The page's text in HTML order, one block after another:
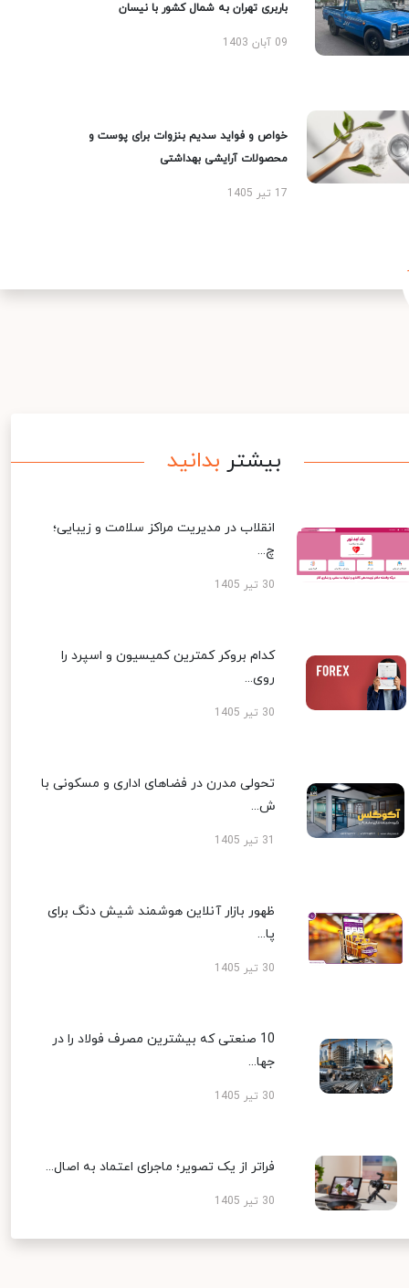
باربری تهران به شمال کشور با نیسان
09 آبان 1403
خواص و فواید سدیم بنزوات برای پوست و
محصولات آرایشی بهداشتی
17 تیر 1405
بیشتر بدانید
انقلاب در مدیریت مراکز سلامت و زیبایی؛
چ...
30 تیر 1405
کدام بروکر کمترین کمیسیون و اسپرد را
روی...
30 تیر 1405
تحولی مدرن در فضاهای اداری و مسکونی با
ش...
ظهور بازار آنلاین هوشمند شیش دنگ برای
پا...
30 تیر 1405
10 صنعتی که بیشترین مصرف فولاد را در
جها...
30 تیر 1405
فراتر از یک تصویر؛ ماجرای اعتماد به اصال...
30 تیر 1405